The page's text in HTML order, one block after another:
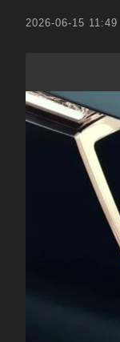
2026-06-15 11:49